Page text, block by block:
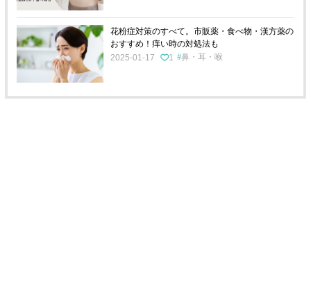
花粉症対策のすべて。市販薬・食べ物・漢方薬の
おすすめ！痒い時の対処法も
2025-01-17
1 鼻・耳・喉